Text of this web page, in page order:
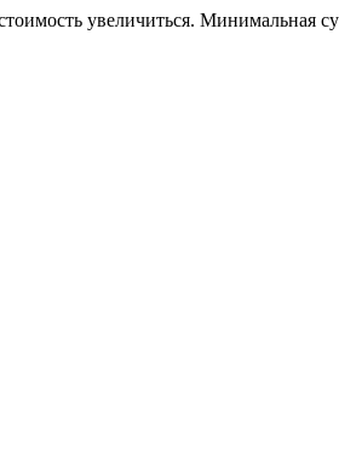
увеличиться. Минимальная